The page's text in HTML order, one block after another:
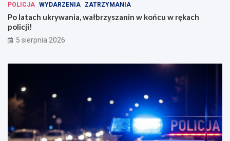
POLICJA WYDARZENIA ZATRZYMANIA
Po latach ukrywania, wałbrzyszanin w końcu w rękach
policji!
5 sierpnia 2026